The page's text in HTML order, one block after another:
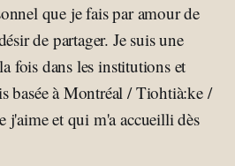
que je fais par amour de
de partager. Je suis une
fois dans les institutions et
basée à Montréal / Tiohtià:ke /
j'aime et qui m'a accueilli dès